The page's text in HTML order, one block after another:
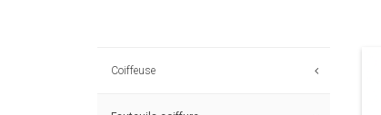
Coiffeuse